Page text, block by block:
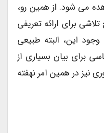
می شود. از همین رو،
برای ارائه تعریفی
این، البته طبیعی
برای بیان بسیاری از
نیز در همین امر نهفته